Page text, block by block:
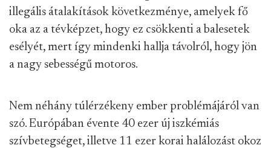
illegális átalakítások következménye, amelyek fő
oka az a tévképzet, hogy ez csökkenti a balesetek
esélyét, mert így mindenki hallja távolról, hogy jön
a nagy sebességű motoros.
Nem néhány túlérzékeny ember problémájáról van
szó. Európában évente 40 ezer új iszkémiás
szívbetegséget, illetve 11 ezer korai halálozást okoz